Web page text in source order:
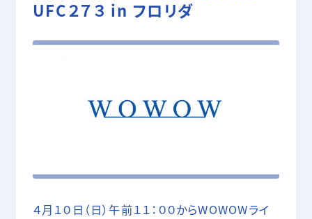
RECRUIT CONTACT
UFC２７３ in フロリダ
４月１０日（日）午前１１：００からWOWOWライ